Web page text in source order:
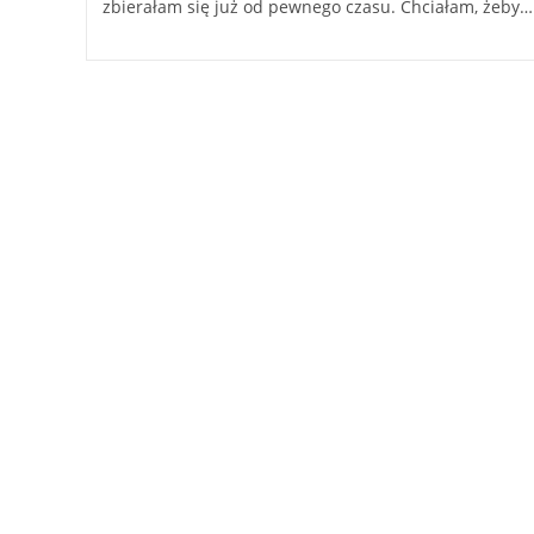
zbierałam się już od pewnego czasu. Chciałam, żeby…